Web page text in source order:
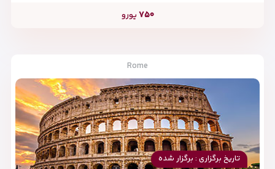
۷۵۰یورو
Rome
تاریخ برگزاری : برگزار شده